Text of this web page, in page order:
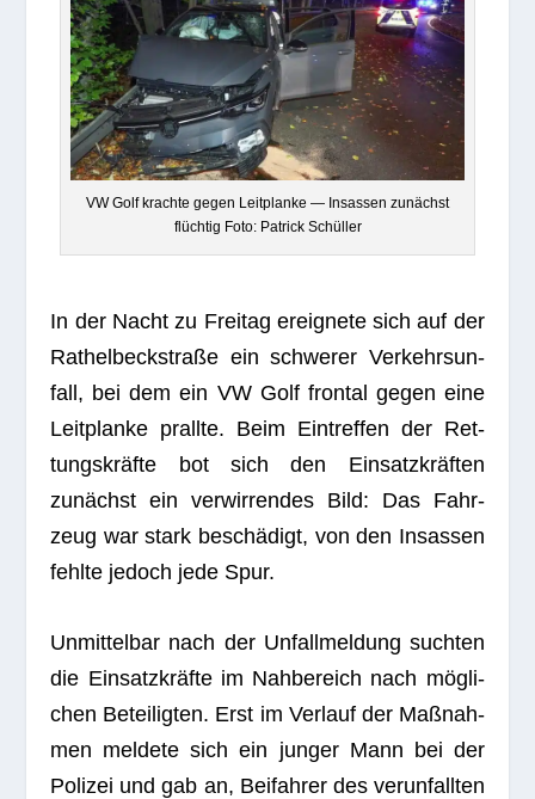
VW Golf krachte gegen Leit­planke — Insas­sen zunächst
flüch­tig Foto: Patrick Schüller
In der Nacht zu Frei­tag ereig­nete sich auf der
Rathel­beck­straße ein schwe­rer Ver­kehrs­un­
fall, bei dem ein VW Golf fron­tal gegen eine
Leit­planke prallte. Beim Ein­tref­fen der Ret­
tungs­kräfte bot sich den Ein­satz­kräf­ten
zunächst ein ver­wir­ren­des Bild: Das Fahr­
zeug war stark beschä­digt, von den Insas­sen
fehlte jedoch jede Spur.
Unmit­tel­bar nach der Unfall­mel­dung such­ten
die Ein­satz­kräfte im Nah­be­reich nach mög­li­
chen Betei­lig­ten. Erst im Ver­lauf der Maß­nah­
men mel­dete sich ein jun­ger Mann bei der
Poli­zei und gab an, Bei­fah­rer des ver­un­fall­ten